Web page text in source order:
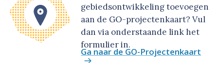
gebiedsontwikkeling toevoegen
aan de GO-projectenkaart? Vul
dan via onderstaande link het
formulier in.
Ga naar de GO-Projectenkaart